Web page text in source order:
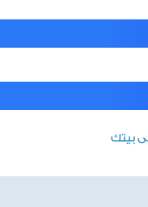
بيتك